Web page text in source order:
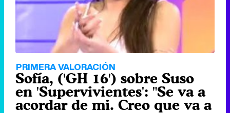
PRIMERA VALORACIÓN
Sofía, ('GH 16') sobre Suso
en 'Supervivientes': "Se va a
acordar de mi. Creo que va a